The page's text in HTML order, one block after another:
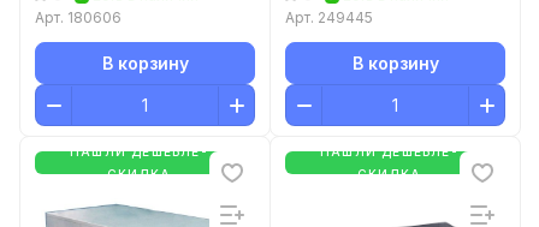
Арт. 180606
В корзину
Арт. 249445
В корзину
НАШЛИ ДЕШЕВЛЕ-
СКИДКА
НАШЛИ ДЕШЕВЛЕ-
СКИДКА